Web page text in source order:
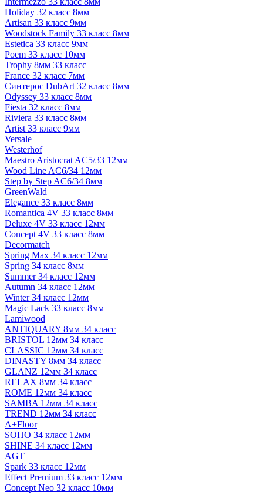
Holiday 32 класс 8мм
Artisan 33 класс 9мм
Woodstock Family 33 класс 8мм
Estetica 33 класс 9мм
Poem 33 класс 10мм
Trophy 8мм 33 класс
France 32 класс 7мм
Синтерос DubArt 32 класс 8мм
Odyssey 33 класс 8мм
Fiesta 32 класс 8мм
Riviera 33 класс 8мм
Artist 33 класс 9мм
Versale
Westerhof
Maestro Aristocrat AC5/33 12мм
Wood Line AC6/34 12мм
Step by Step AC6/34 8мм
GreenWald
Elegance 33 класс 8мм
Romantica 4V 33 класс 8мм
Deluxe 4V 33 класс 12мм
Concept 4V 33 класс 8мм
Decormatch
Spring Max 34 класс 12мм
Spring 34 класс 8мм
Summer 34 класс 12мм
Autumn 34 класс 12мм
Winter 34 класс 12мм
Magic Lack 33 класс 8мм
Lamiwood
ANTIQUARY 8мм 34 класс
BRISTOL 12мм 34 класс
CLASSIC 12мм 34 класс
DINASTY 8мм 34 класс
GLANZ 12мм 34 класс
RELAX 8мм 34 класс
ROME 12мм 34 класс
SAMBA 12мм 34 класс
TREND 12мм 34 класс
A+Floor
SOHO 34 класс 12мм
SHINE 34 класс 12мм
AGT
Spark 33 класс 12мм
Effect Premium 33 класс 12мм
Concept Neo 32 класс 10мм